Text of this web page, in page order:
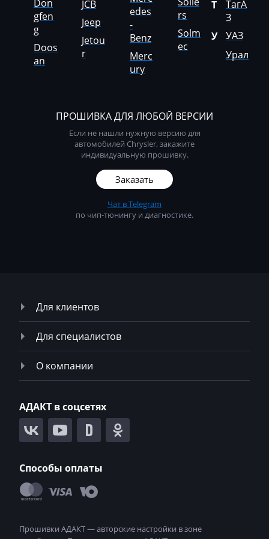
Mecalac
Mercedes-Benz
Mercury
Nissan
Omoda
Opel
Otokar
Pellenc
Peterbilt
Peugeot
Ploeger
Don
gfen
g
Doos
an
JCB
Jeep
Jetou
r
edes
-
Benz
Merc
ury
rs
Solm
ec
Т
ТагА
З
У
УАЗ
Урал
ПРОШИВКА ДЛЯ ЛЮБОЙ ВЕРСИИ
Если не нашли нужную версию для
автомобилей Chrysler, закажите
индивидуальную прошивку.
Заказать
Чат в Telegram
по чип-тюнингу и диагностике.
Для клиентов
Для специалистов
О компании
АДАКТ в соцсетях
Способы оплаты